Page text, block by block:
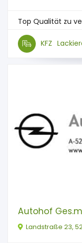
Top Qualität zu
KFZ
Autohof
Landstraße 23,